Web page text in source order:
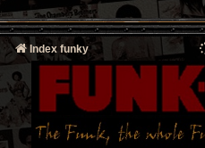
Index funky